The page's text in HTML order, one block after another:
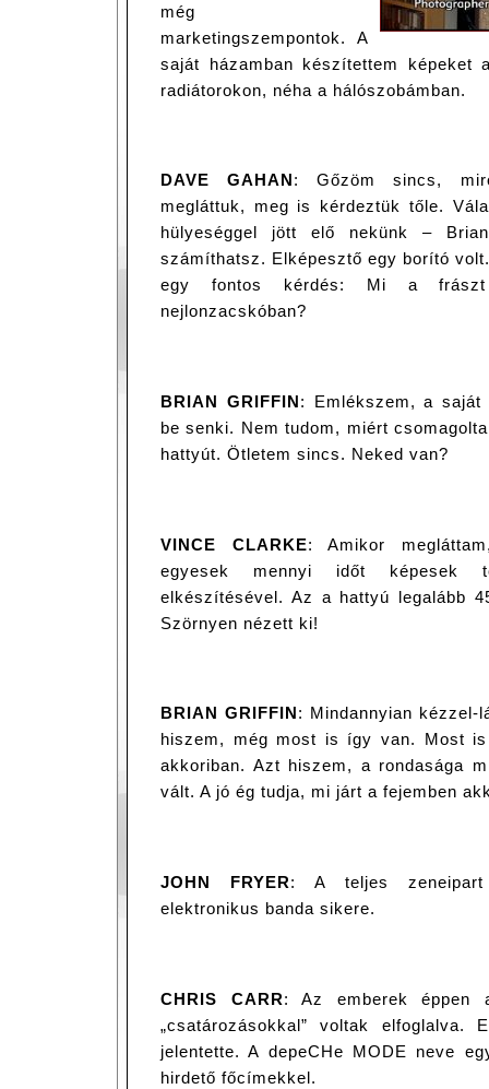
még
marketingszempontok. A
saját házamban készítettem képeket
radiátorokon, néha a hálószobámban.
DAVE GAHAN: Gőzöm sincs,
megláttuk, meg is kérdeztük tőle.
hülyeséggel jött elő nekünk –
számíthatsz. Elképesztő egy borító
egy fontos kérdés: Mi a
nejlonzacskóban?
BRIAN GRIFFIN: Emlékszem, a
be senki. Nem tudom, miért
hattyút. Ötletem sincs. Neked van?
VINCE CLARKE: Amikor
egyesek mennyi időt képesek
elkészítésével. Az a hattyú legalább
Szörnyen nézett ki!
BRIAN GRIFFIN: Mindannyian kézzel-
hiszem, még most is így van. Most
akkoriban. Azt hiszem, a rondasága
vált. A jó ég tudja, mi járt a fejemben
JOHN FRYER: A teljes zeneipart
elektronikus banda sikere.
CHRIS CARR: Az emberek éppen
„csatározásokkal” voltak
jelentette. A depeCHe MODE neve
hirdető főcímekkel.